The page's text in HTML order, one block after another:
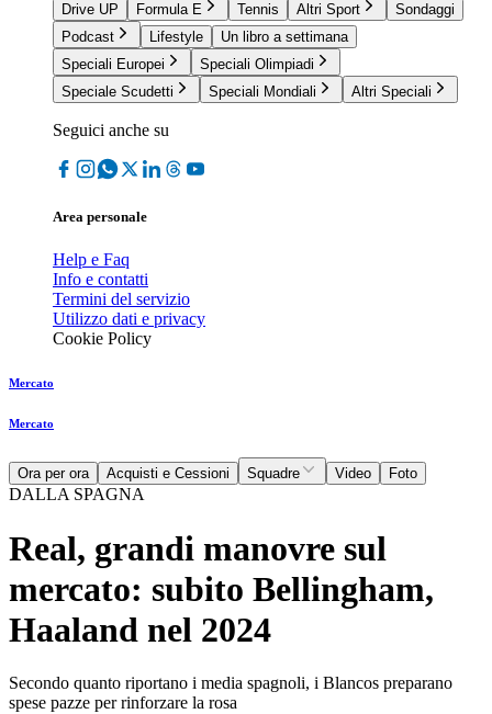
Drive UP
Formula E Tennis Altri Sport
Sondaggi
Podcast
Lifestyle
Un libro a settimana
Speciali Europei
Speciali Olimpiadi
Speciale Scudetti
Speciali Mondiali Altri Speciali
Seguici anche su
Area personale
Help e Faq
Info e contatti
Termini del servizio
Utilizzo dati e privacy
Cookie Policy
Mercato
Mercato
Ora per ora Acquisti e Cessioni Squadre Video Foto
DALLA SPAGNA
Real, grandi manovre sul
mercato: subito Bellingham,
Haaland nel 2024
Secondo quanto riportano i media spagnoli, i Blancos preparano
spese pazze per rinforzare la rosa